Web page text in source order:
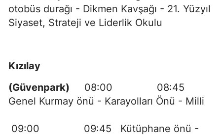
otobüs durağı - Dikmen Kavşağı - 21. Yüzyıl
Siyaset, Strateji ve Liderlik Okulu
Kızılay
(Güvenpark) 08:00 08:45
Genel Kurmay önü - Karayolları Önü - Milli
09:00 09:45 Kütüphane önü -